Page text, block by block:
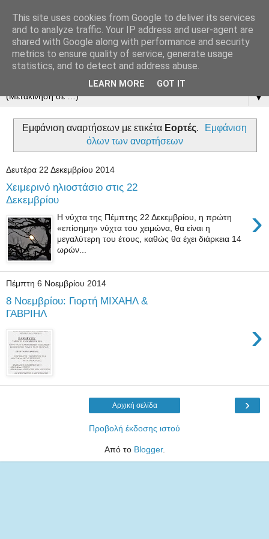
▼
Εμφάνιση αναρτήσεων με ετικέτα Εορτές.
Εμφάνιση
όλων των αναρτήσεων
Δευτέρα 22 Δεκεμβρίου 2014
Χειμερινό ηλιοστάσιο στις 22
Δεκεμβρίου
›
Η νύχτα της Πέμπτης 22 Δεκεμβρίου, η πρώτη
«επίσημη» νύχτα του χειμώνα, θα είναι η
μεγαλύτερη του έτους, καθώς θα έχει διάρκεια 14
ωρών...
Πέμπτη 6 Νοεμβρίου 2014
8 Νοεμβρίου: Γιορτή ΜΙΧΑΗΛ &
ΓΑΒΡΙΗΛ
›
›
Αρχική σελίδα
Προβολή έκδοσης ιστού
Από το Blogger.
This site uses cookies from Google to deliver its services
and to analyze traffic. Your IP address and user-agent are
shared with Google along with performance and security
metrics to ensure quality of service, generate usage
statistics, and to detect and address abuse.
LEARN MORE GOT IT